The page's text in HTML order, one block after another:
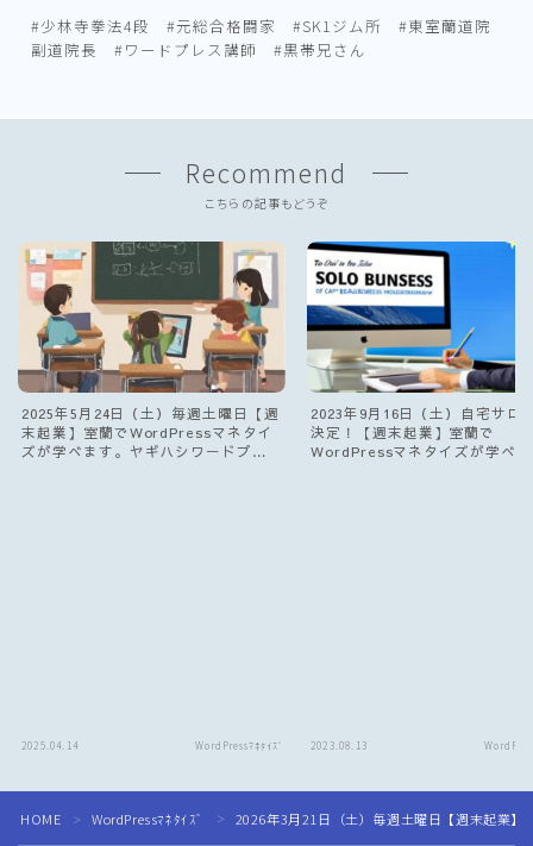
#少林寺拳法4段 #元総合格闘家 #SK1ジム所 #東室蘭道院
副道院長 #ワードプレス講師 #黒帯兄さん
Recommend
こちらの記事もどうぞ
2025年5月24日（土）毎週土曜日【週
末起業】室蘭でWordPressマネタイ
ズが学べます。ヤギハシワードプレ
2025.04.14 WordPressﾏﾈﾀｲｽﾞ
2023年9月16日（土）自宅サロ
決定！【週末起業】室蘭で
WordPressマネタイズが学べ
2023.08.13
HOME ＞ WordPressﾏﾈﾀｲｽﾞ ＞ 2026年3月21日（土）毎週土曜日【週末起業】